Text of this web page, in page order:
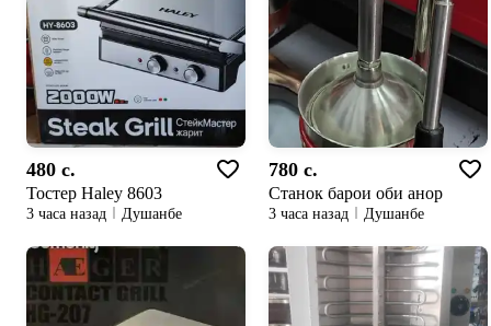
480 c.
Тостер Haley 8603
3 часа назад Душанбе
780 c.
Станок барои оби анор
3 часа назад Душанбе